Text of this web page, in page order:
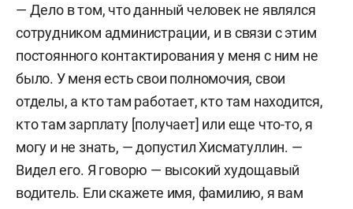
заплатило за него налоги еще на 106 тыс.
рублей.
Когда брат Шарапова уволился, последний
«привел» ему на замену своего знакомого
ВалерияЗайчикова, заявив ему, что устроиться
на работу надо будет только по бумагам, а
трудиться за него, мол, станет он сам. Зайчиков
согласился, и все случилось уже по старой
— Дело в том, что данный человек не являлся
сотрудником администрации, и в связи с этим
постоянного контактирования у меня с ним не
было. У меня есть свои полномочия, свои
отделы, а кто там работает, кто там находится,
кто там зарплату [получает] или еще что-то, я
могу и не знать, — допустил Хисматуллин. —
Видел его. Я говорю — высокий худощавый
водитель. Ели скажете имя, фамилию, я вам